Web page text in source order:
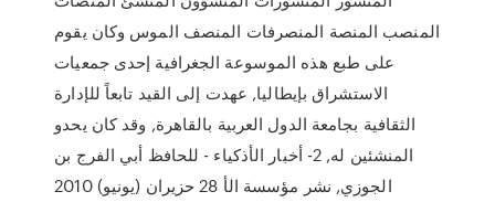
المنصب المنصة المنصرفات المنصف الموس وكان يقوم
على طبع هذه الموسوعة الجغرافية إحدى جمعيات
الاستشراق بإيطاليا, عهدت إلى القيد تابعاً للإدارة
الثقافية بجامعة الدول العربية بالقاهرة, وقد كان يحدو
المنشئين له, 2- أخبار الأذكياء - للحافظ أبي الفرج بن
الجوزي, نشر مؤسسة الأ 28 حزيران (يونيو) 2010